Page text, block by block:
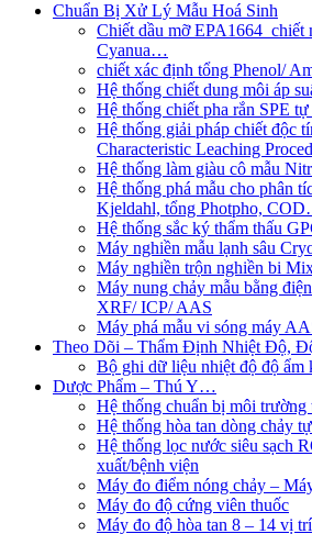
Chuẩn Bị Xử Lý Mẫu Hoá Sinh
Chiết dầu mỡ EPA1664_chiết
Cyanua…
chiết xác định tổng Phenol/
Hệ thống chiết dung môi áp
Hệ thống chiết pha rắn SPE
Hệ thống giải pháp chiết độc
Characteristic Leaching
Hệ thống làm giàu cô mẫu
Hệ thống phá mẫu cho phân
Kjeldahl, tổng Photpho,
Hệ thống sắc ký thẩm thấu
Máy nghiền mẫu lạnh sâu
Máy nghiền trộn nghiền bi
Máy nung chảy mẫu bằng
XRF/ ICP/ AAS
Máy phá mẫu vi sóng máy
Theo Dõi – Thẩm Định Nhiệt Độ,
Bộ ghi dữ liệu nhiệt độ độ
Dược Phẩm – Thú Y…
Hệ thống chuẩn bị môi trường
Hệ thống hòa tan dòng chảy
Hệ thống lọc nước siêu sạch
xuất/bệnh viện
Máy đo điểm nóng chảy –
Máy đo độ cứng viên thuốc
Máy đo độ hòa tan 8 – 14 vị trí